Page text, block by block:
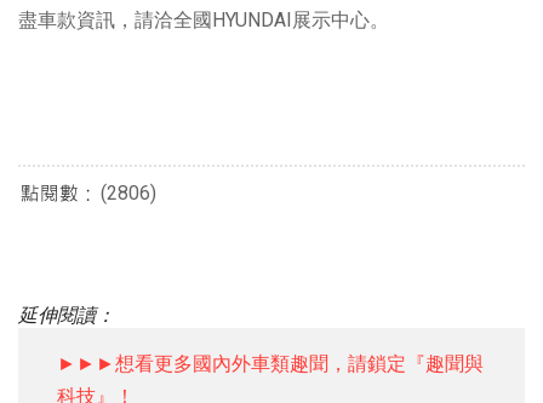
盡車款資訊，請洽全國HYUNDAI展示中心。
(2806)
延伸閱讀：
►►►想看更多國內外車類趣聞，請鎖定『趣聞與
科技』！